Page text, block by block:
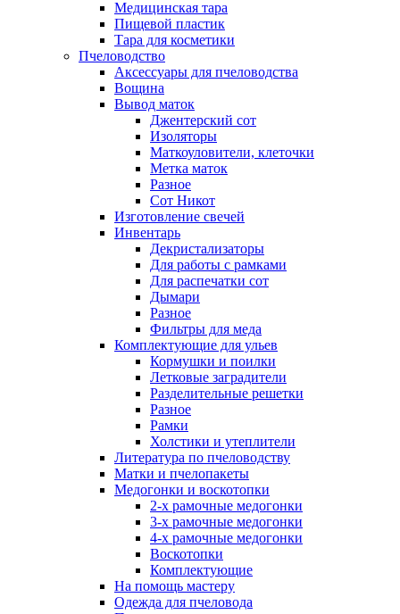
Медицинская тара
Пищевой пластик
Тара для косметики
Пчеловодство
Аксессуары для пчеловодства
Вощина
Вывод маток
Джентерский сот
Изоляторы
Маткоуловители, клеточки
Метка маток
Разное
Сот Никот
Изготовление свечей
Инвентарь
Декристализаторы
Для работы с рамками
Для распечатки сот
Дымари
Разное
Фильтры для меда
Комплектующие для ульев
Кормушки и поилки
Летковые заградители
Разделительные решетки
Разное
Рамки
Холстики и утеплители
Литература по пчеловодству
Матки и пчелопакеты
Медогонки и воскотопки
2-х рамочные медогонки
3-х рамочные медогонки
4-х рамочные медогонки
Воскотопки
Комплектующие
На помощь мастеру
Одежда для пчеловода